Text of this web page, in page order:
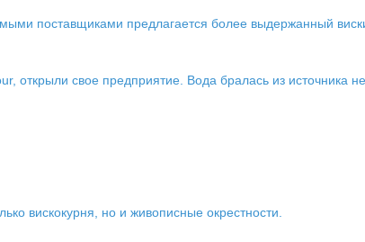
поставщиками предлагается более выдержанный
открыли свое предприятие. Вода бралась из источника
вискокурня, но и живописные окрестности.